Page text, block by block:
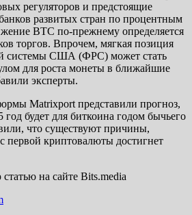
регуляторов и предстоящие
развитых стран по процентным
BTC по-прежнему определяется
торгов. Впрочем, мягкая позиция
системы США (ФРС) может стать
для роста монеты в ближайшие
эксперты.
Matrixport представили прогноз,
год будет для биткоина годом бычьего
что существуют причины,
первой криптовалюты достигнет
на сайте Bits.media